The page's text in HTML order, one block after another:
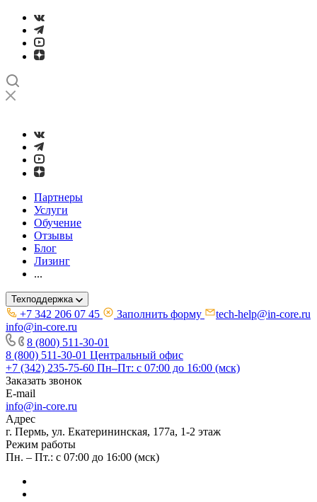
Партнеры
Услуги
Обучение
Отзывы
Блог
Лизинг
...
Техподдержка
+7 342 206 07 45 Заполнить форму
tech-help@in-core.ru
info@in-core.ru
8 (800) 511-30-01
8 (800) 511-30-01 Центральный офис
+7 (342) 235-75-60 Пн–Пт: с 07:00 до 16:00 (мск)
Заказать звонок
E-mail
info@in-core.ru
Адрес
г. Пермь, ул. ​Екатерининская, 177а, ​1-2 этаж
Режим работы
Пн. – Пт.: с 07:00 до 16:00 (мск)